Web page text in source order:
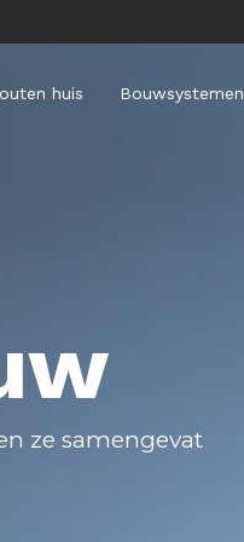
huis Bouwsystemen
ze samengevat